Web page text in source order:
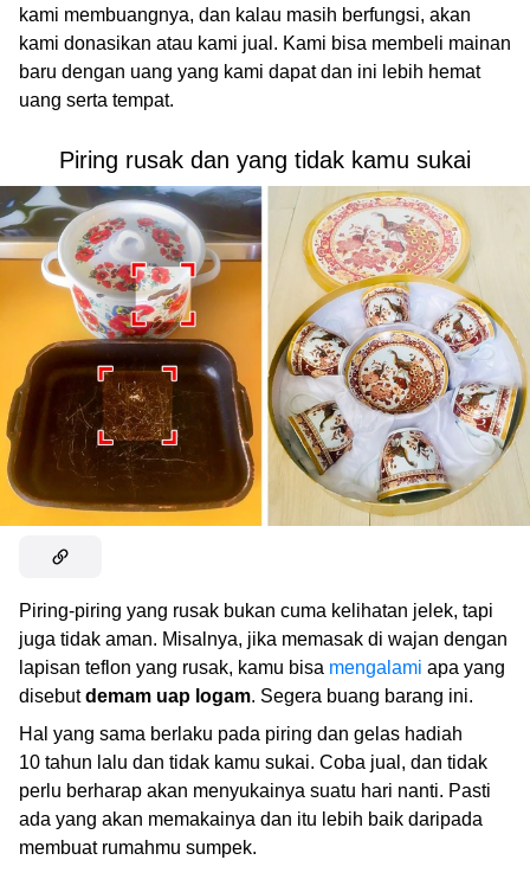
kami membuangnya, dan kalau masih berfungsi, akan
kami donasikan atau kami jual. Kami bisa membeli mainan
baru dengan uang yang kami dapat dan ini lebih hemat
uang serta tempat.
Piring rusak dan yang tidak kamu sukai
Piring-piring yang rusak bukan cuma kelihatan jelek, tapi
juga tidak aman. Misalnya, jika memasak di wajan dengan
lapisan teflon yang rusak, kamu bisa mengalami apa yang
disebutdemam uap logam. Segera buang barang ini.
Hal yang sama berlaku pada piring dan gelas hadiah
10 tahun lalu dan tidak kamu sukai. Coba jual, dan tidak
perlu berharap akan menyukainya suatu hari nanti. Pasti
ada yang akan memakainya dan itu lebih baik daripada
membuat rumahmu sumpek.